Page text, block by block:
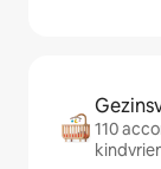
110